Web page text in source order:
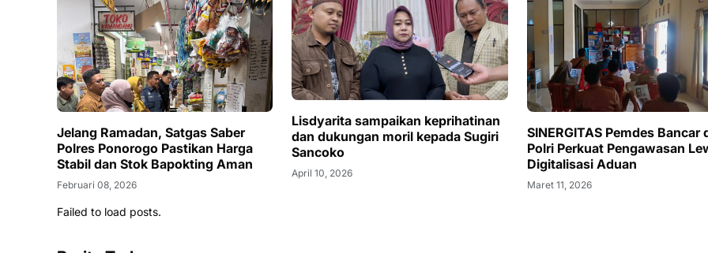
Jelang Ramadan, Satgas Saber
Polres Ponorogo Pastikan Harga
Stabil dan Stok Bapokting Aman
Februari 08, 2026
Lisdyarita sampaikan keprihatinan
dan dukungan moril kepada Sugiri
Sancoko
April 10, 2026
SINERGITAS Pemdes Bancar
Polri Perkuat Pengawasan
Digitalisasi Aduan
Maret 11, 2026
Failed to load posts.